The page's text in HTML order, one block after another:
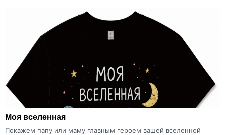
Моя вселенная
Покажем папу или маму главным героем вашей вселенной